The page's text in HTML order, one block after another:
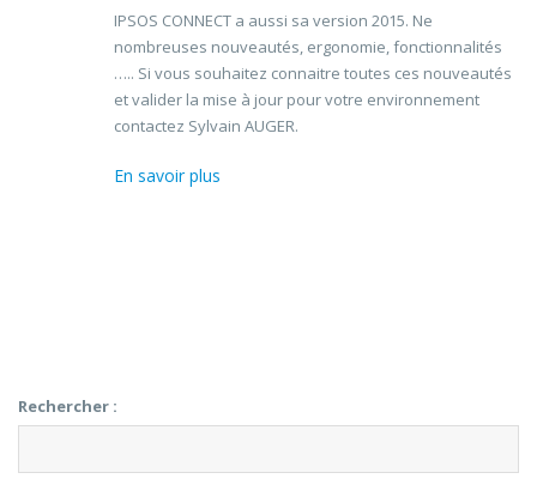
IPSOS CONNECT a aussi sa version 2015. Ne
nombreuses nouveautés, ergonomie, fonctionnalités
….. Si vous souhaitez connaitre toutes ces nouveautés
et valider la mise à jour pour votre environnement
contactez Sylvain AUGER.
En savoir plus
Rechercher :